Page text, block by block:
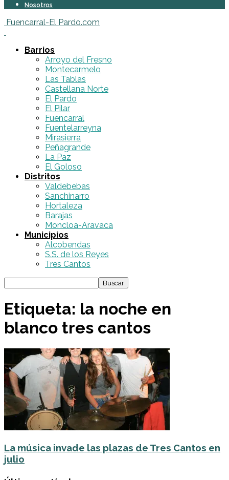
Nosotros
Fuencarral-El Pardo.com
Barrios
Arroyo del Fresno
Montecarmelo
Las Tablas
Castellana Norte
El Pardo
El Pilar
Fuencarral
Fuentelarreyna
Mirasierra
Peñagrande
La Paz
El Goloso
Distritos
Valdebebas
Sanchinarro
Hortaleza
Barajas
Moncloa-Aravaca
Municipios
Alcobendas
S.S. de los Reyes
Tres Cantos
Etiqueta: la noche en
blanco tres cantos
La música invade las plazas de Tres Cantos en
julio